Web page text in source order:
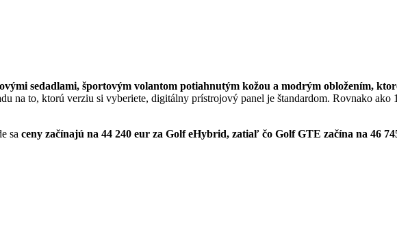
sedadlami, športovým volantom potiahnutým kožou a modrým obložením,
na to, ktorú verziu si vyberiete, digitálny prístrojový panel je štandardom. Rovnako ako
sa ceny začínajú na 44 240 eur za Golf eHybrid, zatiaľ čo Golf GTE začína na 46